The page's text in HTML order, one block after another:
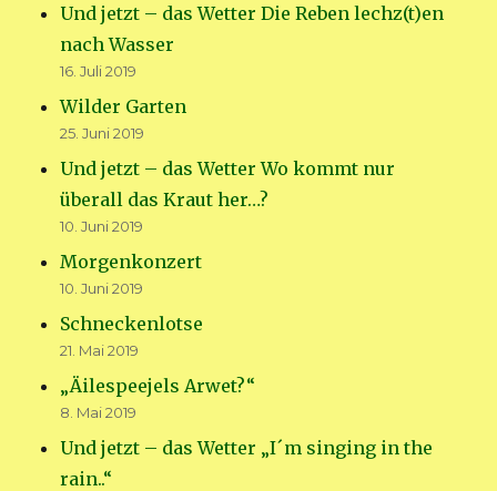
Und jetzt – das Wetter Die Reben lechz(t)en
nach Wasser
16. Juli 2019
Wilder Garten
25. Juni 2019
Und jetzt – das Wetter Wo kommt nur
überall das Kraut her…?
10. Juni 2019
Morgenkonzert
10. Juni 2019
Schneckenlotse
21. Mai 2019
„Äilespeejels Arwet?“
8. Mai 2019
Und jetzt – das Wetter „I´m singing in the
rain..“